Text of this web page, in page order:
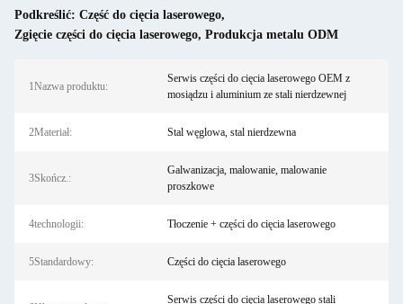
Podkreślić: Część do cięcia laserowego,
Zgięcie części do cięcia laserowego, Produkcja metalu ODM
1Nazwa produktu:
Serwis części do cięcia laserowego OEM z
mosiądzu i aluminium ze stali nierdzewnej
2Materiał: Stal węglowa, stal nierdzewna
3Skończ.:
Galwanizacja, malowanie, malowanie
proszkowe
4technologii: Tłoczenie + części do cięcia laserowego
5Standardowy: Części do cięcia laserowego
Serwis części do cięcia laserowego stali